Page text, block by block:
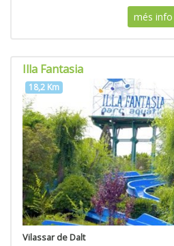
més info
Illa Fantasia
18,2 Km
Vilassar de Dalt